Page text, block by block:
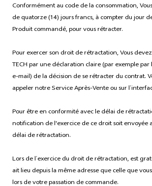
Conformément au code de la consommation,
de quatorze (14) jours francs, à compter du jour
Produit commandé, pour vous rétracter.
Pour exercer son droit de rétractation, Vous
TECH par une déclaration claire (par exemple
e-mail) de la décision de se rétracter du contrat.
appeler notre Service Après-Vente ou sur
Pour être en conformité avec le délai de
notification de l'exercice de ce droit soit envoyée
délai de rétractation.
Lors de l’exercice du droit de rétractation, est
ait lieu depuis la même adresse que celle que
lors de votre passation de commande.